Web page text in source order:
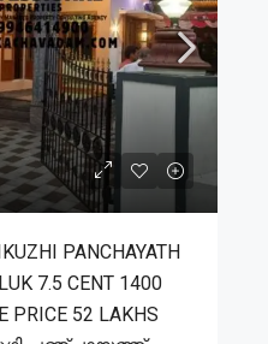
PANCHAYATH
7.5 CENT 1400
PRICE 52 LAKHS